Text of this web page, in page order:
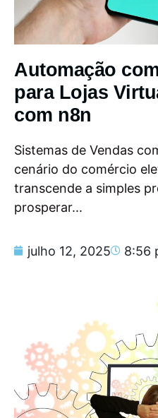
Automação
para Lojas
com n8n
Sistemas de Vendas
cenário do comércio
transcende a simples
prosperar...
julho 12, 2025 8:56